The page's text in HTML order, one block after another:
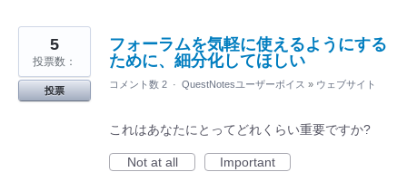
フォーラムを気軽に使えるようにする
ために、細分化してほしい
5
投票数：
投票
コメント数 2 · QuestNotesユーザーボイス » ウェブサイト
これはあなたにとってどれくらい重要ですか?
Not at all
Important